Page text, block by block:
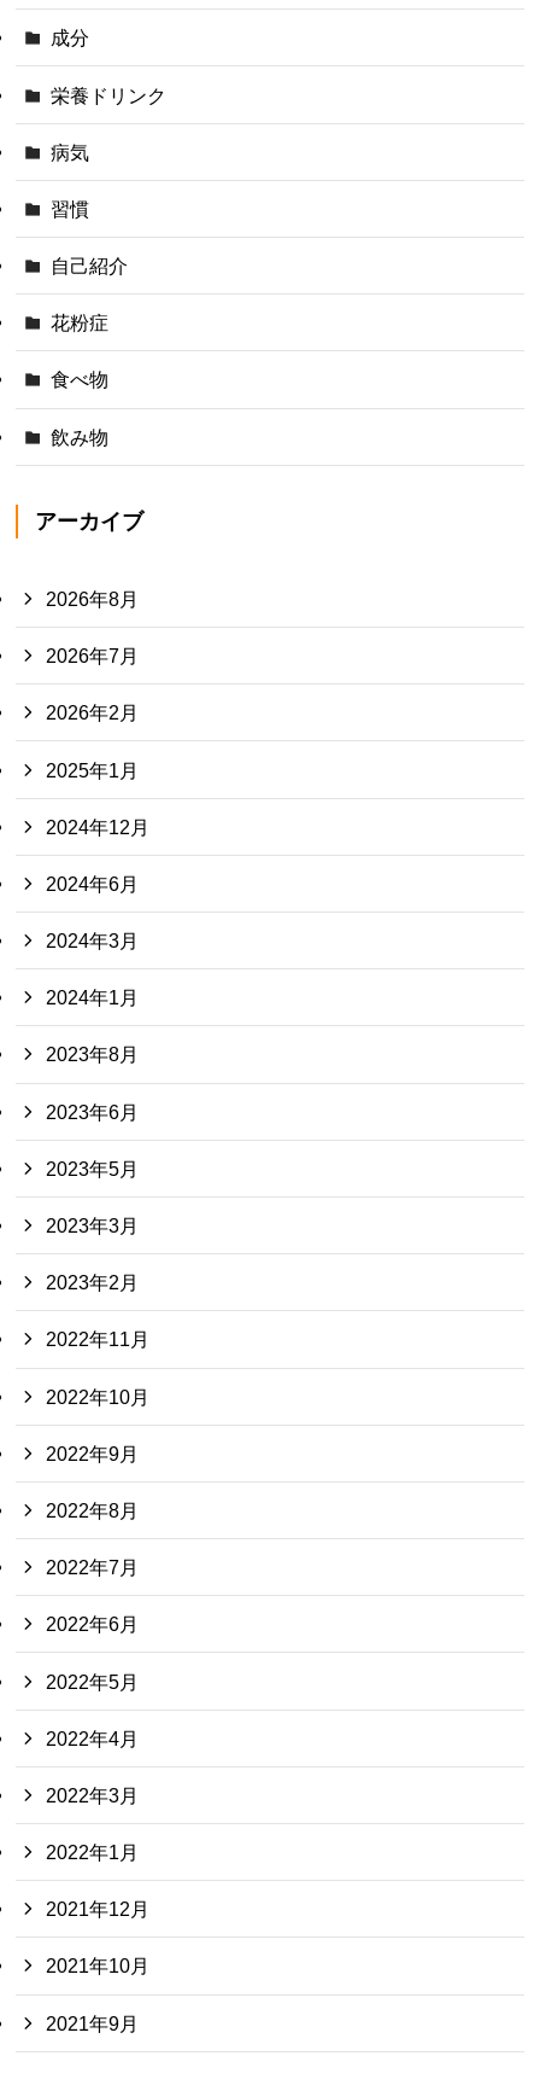
成分
栄養ドリンク
病気
習慣
自己紹介
花粉症
食べ物
飲み物
アーカイブ
2026年8月
2026年7月
2026年2月
2025年1月
2024年12月
2024年6月
2024年3月
2024年1月
2023年8月
2023年6月
2023年5月
2023年3月
2023年2月
2022年11月
2022年10月
2022年9月
2022年8月
2022年7月
2022年6月
2022年5月
2022年4月
2022年3月
2022年1月
2021年12月
2021年10月
2021年9月